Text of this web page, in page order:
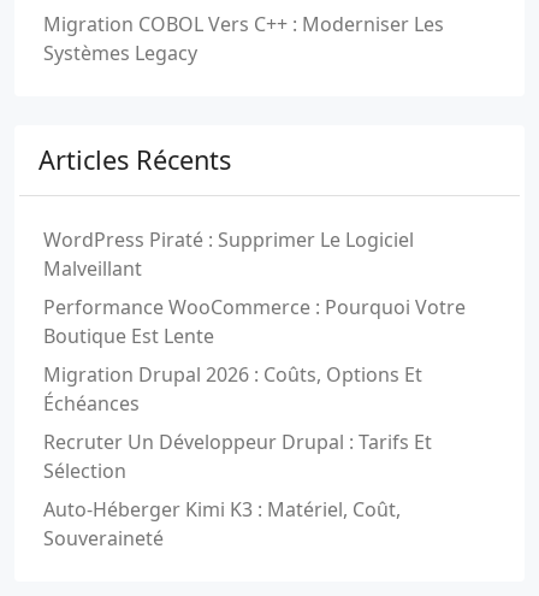
Migration COBOL Vers C++ : Moderniser Les
Systèmes Legacy
Articles Récents
WordPress Piraté : Supprimer Le Logiciel
Malveillant
Performance WooCommerce : Pourquoi Votre
Boutique Est Lente
Migration Drupal 2026 : Coûts, Options Et
Échéances
Recruter Un Développeur Drupal : Tarifs Et
Sélection
Auto-Héberger Kimi K3 : Matériel, Coût,
Souveraineté